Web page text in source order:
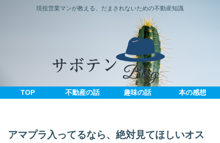
現役営業マンが教える、だまされないための不動産知識
TOP 不動産の話 趣味の話 本の感想
アマプラ入ってるなら、絶対見てほしいオス